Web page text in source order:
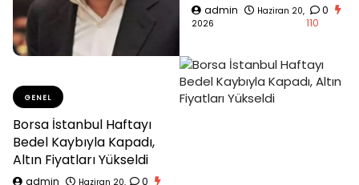
admin
Haziran 20,
2026
0
110
GENEL
Borsa İstanbul Haftayı
Bedel Kaybıyla Kapadı,
Altın Fiyatları Yükseldi
admin
Haziran 20,
0